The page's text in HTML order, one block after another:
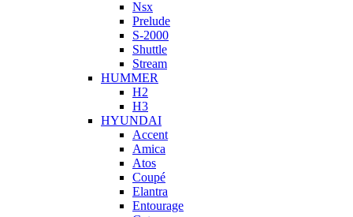
Nsx
Prelude
S-2000
Shuttle
Stream
HUMMER
H2
H3
HYUNDAI
Accent
Amica
Atos
Coupé
Elantra
Entourage